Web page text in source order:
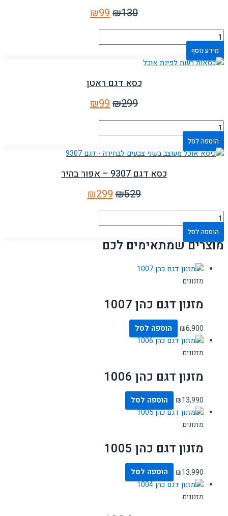
₪130
₪99
מידע נוסף
כסא דגם ראטן
₪299
₪99
הוספה לסל
כסא דגם 9307 – אפור בהיר
₪529
₪299
הוספה לסל
מוצרים שמתאימים לכם
מזנונים
מזנון דגם כהן 1007
₪6,900 הוספה לסל
מזנונים
מזנון דגם כהן 1006
₪13,990 הוספה לסל
מזנונים
מזנון דגם כהן 1005
₪13,990 הוספה לסל
מזנונים